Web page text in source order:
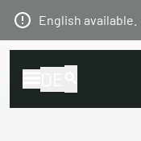
English available.